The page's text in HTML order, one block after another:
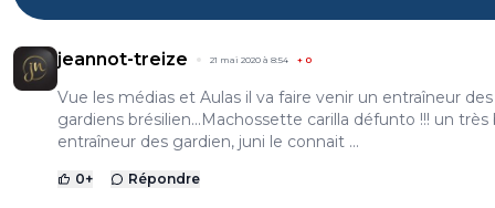
jeannot-treize 21 mai 2020 à 8:54 + 0
Vue les médias et Aulas il va faire venir un entraîneur des
gardiens brésilien...Machossette carilla défunto !!! un très
entraîneur des gardien, juni le connait ...
0+ Répondre